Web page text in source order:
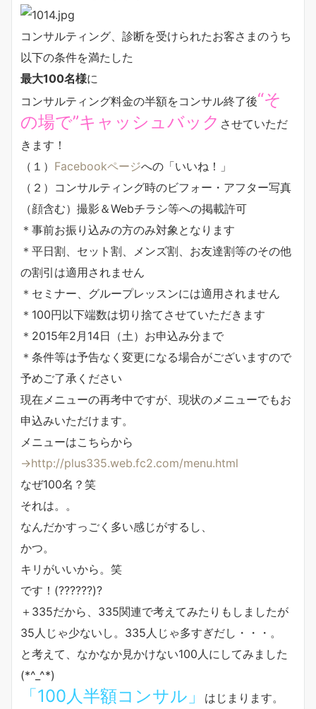
コンサルティング、診断を受けられたお客さまのうち
以下の条件を満たした
最大100名様に
コンサルティング料金の半額をコンサル終了後“そ
の場で”キャッシュバック させていただ
きます！
（１） Facebookページへの「いいね！」
（２）コンサルティング時のビフォー・アフター写真
（顔含む）撮影＆Webチラシ等への掲載許可
＊事前お振り込みの方のみ対象となります
＊平日割、セット割、メンズ割、お友達割等のその他
の割引は適用されません
＊セミナー、グループレッスンには適用されません
＊100円以下端数は切り捨てさせていただきます
＊2015年2月14日（土）お申込み分まで
＊条件等は予告なく変更になる場合がございますので
予めご了承ください
現在メニューの再考中ですが、現状のメニューでもお
申込みいただけます。
メニューはこちらから
→http://plus335.web.fc2.com/menu.html
なぜ100名？笑
それは。。
なんだかすっごく多い感じがするし、
かつ。
キリがいいから。笑
です！(??????)?
＋335だから、335関連で考えてみたりもしましたが
35人じゃ少ないし。335人じゃ多すぎだし・・・。
と考えて、なかなか見かけない100人にしてみました
(*^_^*)
「100人半額コンサル」
はじまります。